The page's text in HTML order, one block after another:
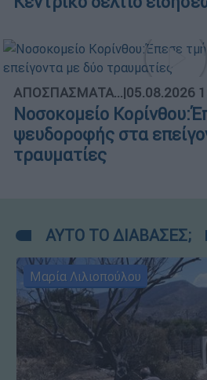
ΑΠΟΣΠΑΣΜΑΤΑ...|05.08.2026
Νοσοκομείο
ψευδοροφής στα
τραυματίες
ΑΥΤΟ ΤΟ ΔΙΑΒΑΣΕΣ;
Μαρία Λιλιοπούλου